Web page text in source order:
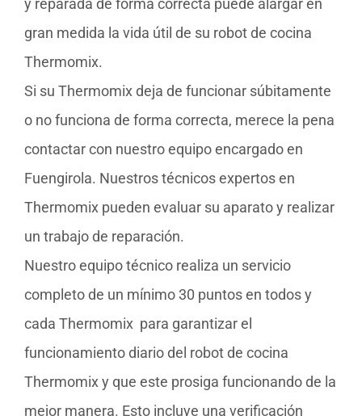
gran medida la vida útil de su robot de cocina
Thermomix.
Si su Thermomix deja de funcionar súbitamente
o no funciona de forma correcta, merece la pena
contactar con nuestro equipo encargado en
Fuengirola. Nuestros técnicos expertos en
Thermomix pueden evaluar su aparato y realizar
un trabajo de reparación.
Nuestro equipo técnico realiza un servicio
completo de un mínimo 30 puntos en todos y
cada Thermomix para garantizar el
funcionamiento diario del robot de cocina
Thermomix y que este prosiga funcionando de la
mejor manera. Esto incluye una verificación